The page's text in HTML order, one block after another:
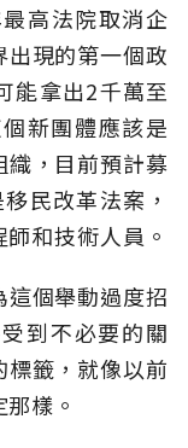
高法院取消企
現的第一個政
能拿出2千萬至
新團體應該是
，目前預計募
民改革法案，
和技術人員。
個舉動過度招
到不必要的關
籤，就像以前
樣。